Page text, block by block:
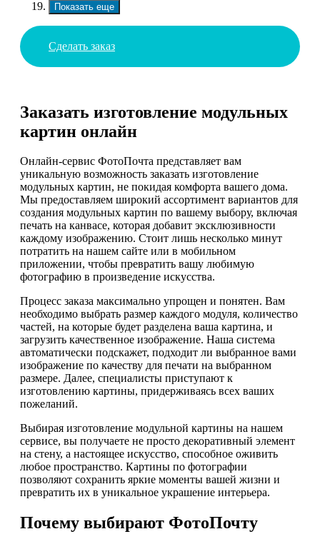
Показать еще
Сделать заказ
Заказать изготовление модульных
картин онлайн
Онлайн-сервис ФотоПочта представляет вам
уникальную возможность заказать изготовление
модульных картин, не покидая комфорта вашего дома.
Мы предоставляем широкий ассортимент вариантов для
создания модульных картин по вашему выбору, включая
печать на канвасе, которая добавит эксклюзивности
каждому изображению. Стоит лишь несколько минут
потратить на нашем сайте или в мобильном
приложении, чтобы превратить вашу любимую
фотографию в произведение искусства.
Процесс заказа максимально упрощен и понятен. Вам
необходимо выбрать размер каждого модуля, количество
частей, на которые будет разделена ваша картина, и
загрузить качественное изображение. Наша система
автоматически подскажет, подходит ли выбранное вами
изображение по качеству для печати на выбранном
размере. Далее, специалисты приступают к
изготовлению картины, придерживаясь всех ваших
пожеланий.
Выбирая изготовление модульной картины на нашем
сервисе, вы получаете не просто декоративный элемент
на стену, а настоящее искусство, способное оживить
любое пространство. Картины по фотографии
позволяют сохранить яркие моменты вашей жизни и
превратить их в уникальное украшение интерьера.
Почему выбирают ФотоПочту